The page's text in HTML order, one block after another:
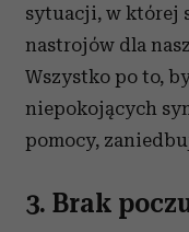
sytuacji, w której
nastrojów dla
Wszystko po to,
niepokojących
pomocy,
3. Brak